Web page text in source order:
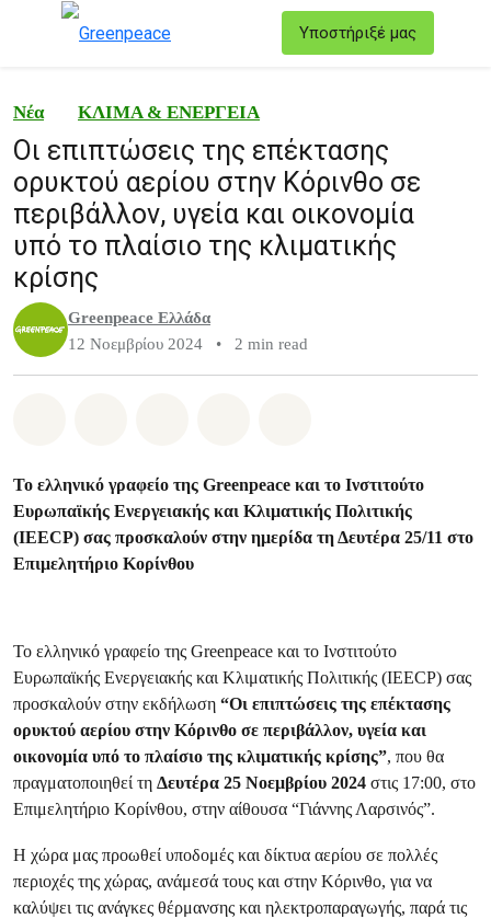
Υποστήριξέ μας
Νέα ΚΛΙΜΑ & ΕΝΕΡΓΕΙΑ
Οι επιπτώσεις της επέκτασης
ορυκτού αερίου στην Κόρινθο σε
περιβάλλον, υγεία και οικονομία
υπό το πλαίσιο της κλιματικής
κρίσης
Greenpeace Ελλάδα
12 Νοεμβρίου 2024
• 2 min read
Το ελληνικό γραφείο της Greenpeace και το Ινστιτούτο
Ευρωπαϊκής Ενεργειακής και Κλιματικής Πολιτικής
(IEECP) σας προσκαλούν στην ημερίδα τη Δευτέρα 25/11 στο
Επιμελητήριο Κορίνθου
Το ελληνικό γραφείο της Greenpeace και το Ινστιτούτο
Ευρωπαϊκής Ενεργειακής και Κλιματικής Πολιτικής (IEECP) σας
προσκαλούν στην εκδήλωση “Οι επιπτώσεις της επέκτασης
ορυκτού αερίου στην Κόρινθο σε περιβάλλον, υγεία και
οικονομία υπό το πλαίσιο της κλιματικής κρίσης”, που θα
πραγματοποιηθεί τη Δευτέρα 25 Νοεμβρίου 2024 στις 17:00, στο
Επιμελητήριο Κορίνθου, στην αίθουσα “Γιάννης Λαρσινός”.
Η χώρα μας προωθεί υποδομές και δίκτυα αερίου σε πολλές
περιοχές της χώρας, ανάμεσά τους και στην Κόρινθο, για να
καλύψει τις ανάγκες θέρμανσης και ηλεκτροπαραγωγής, παρά τις